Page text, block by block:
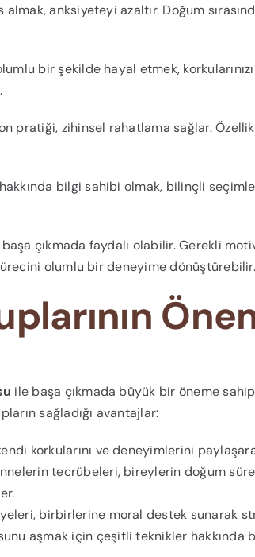
almak, anksiyeteyi azaltır. Doğum
bir şekilde hayal etmek,
pratiği, zihinsel rahatlama sağlar.
bilgi sahibi olmak, bilinçli
çıkmada faydalı olabilir. Gerekli
olumlu bir deneyime dönüştürebilir.
ile başa çıkmada büyük bir öneme
sağladığı avantajlar:
korkularını ve deneyimlerini
tecrübeleri, bireylerin doğum
birbirlerine moral destek sunarak
aşmak için çeşitli teknikler hakkında